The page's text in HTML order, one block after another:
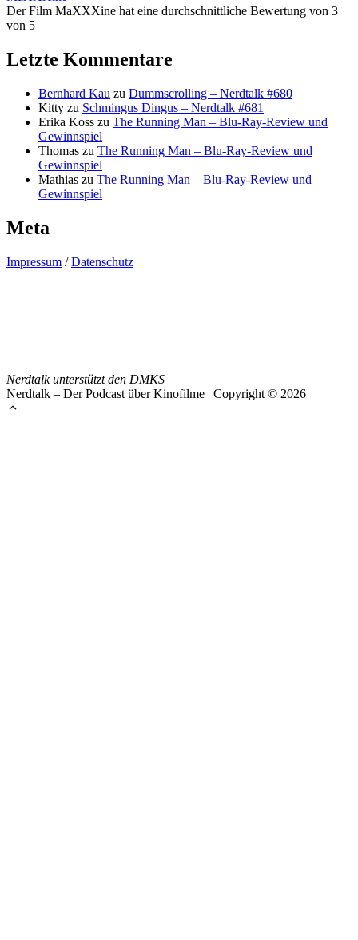
Der Film MaXXXine hat eine durchschnittliche Bewertung von 3
von 5
Letzte Kommentare
Bernhard Kau zu Dummscrolling – Nerdtalk #680
Kitty zu Schmingus Dingus – Nerdtalk #681
Erika Koss zu The Running Man – Blu-Ray-Review und
Gewinnspiel
Thomas zu The Running Man – Blu-Ray-Review und
Gewinnspiel
Mathias zu The Running Man – Blu-Ray-Review und
Gewinnspiel
Meta
Impressum /Datenschutz
Nerdtalk unterstützt den DMKS
Nerdtalk – Der Podcast über Kinofilme | Copyright © 2026